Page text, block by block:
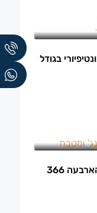
בגודל
משרד להשכרה במגדלי חג’ג’ – הארבעה 366